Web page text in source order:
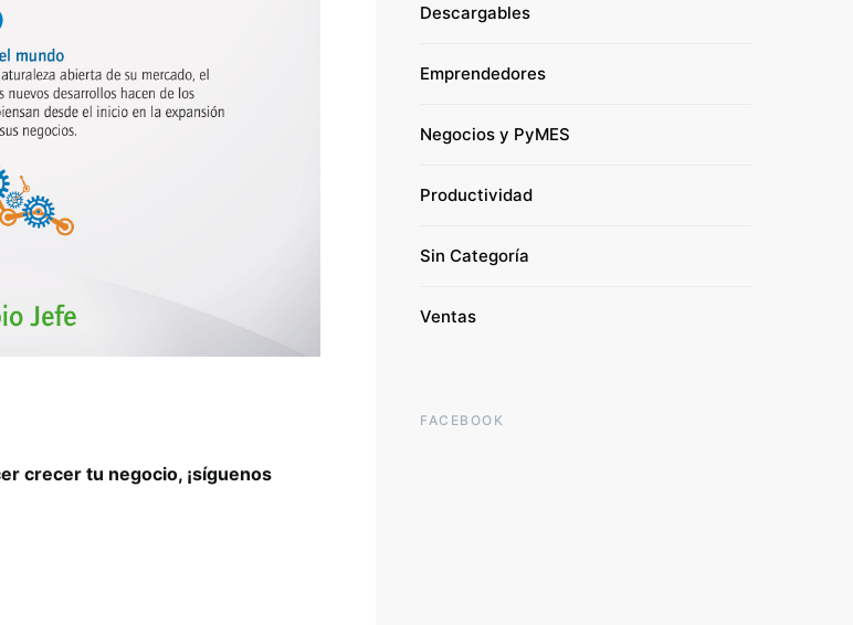
crecer tu negocio, ¡síguenos
Descargables
Emprendedores
Negocios y PyMES
Productividad
Sin Categoría
Ventas
FACEBOOK